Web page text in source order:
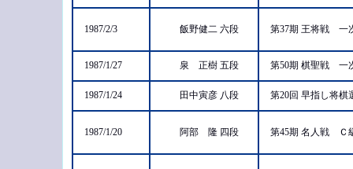
1987/2/3 飯野健二 六段 第37期 王将戦 一
1987/1/27 泉 正樹 五段 第50期 棋聖戦
1987/1/24 田中寅彦 八段 第20回 早指し将
1987/1/20 阿部 隆 四段 第45期 名人戦 Ｃ